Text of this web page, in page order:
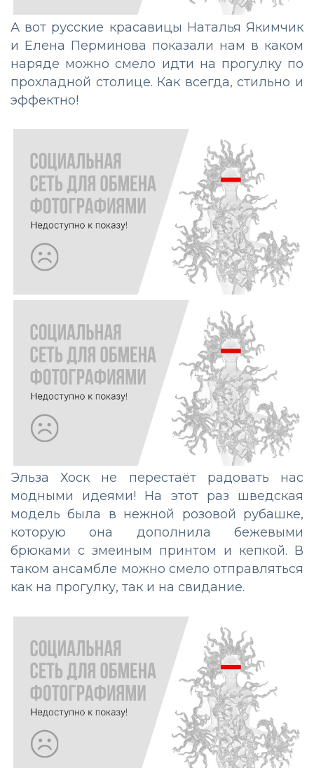
А вот русские красавицы Наталья Якимчик
и Елена Перминова показали нам в каком
наряде можно смело идти на прогулку по
прохладной столице. Как всегда, стильно и
эффектно!
Эльза Хоск не перестаёт радовать нас
модными идеями! На этот раз шведская
модель была в нежной розовой рубашке,
которую она дополнила бежевыми
брюками с змеиным принтом и кепкой. В
таком ансамбле можно смело отправляться
как на прогулку, так и на свидание.